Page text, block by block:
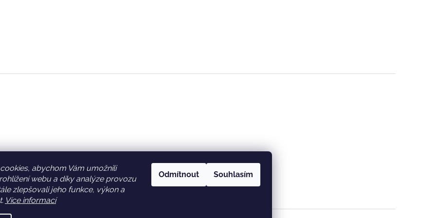
abychom Vám umožnili
webu a díky analýze provozu
zlepšovali jeho funkce, výkon a
Více informací
Odmítnout Souhlasím
Facebook Věrnostní slevy